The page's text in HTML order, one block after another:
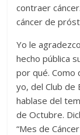
contraer
cáncer de
Yo le
hecho pública
por qué. Como
yo, del Club de
hablase del
de Octubre.
“Mes de